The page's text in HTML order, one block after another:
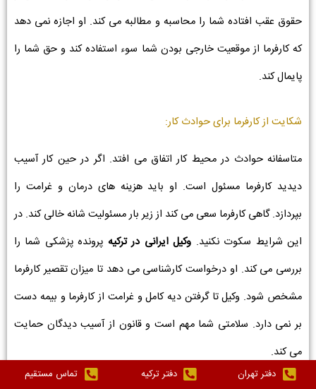
حقوق عقب افتاده شما را محاسبه و مطالبه می کند. او اجازه نمی دهد
که کارفرما از موقعیت خارجی بودن شما سوء استفاده کند و حق شما را
پایمال کند.
شکایت از کارفرما برای حوادث کار:
متاسفانه حوادث در محیط کار اتفاق می افتد. اگر در حین کار آسیب
دیدید کارفرما مسئول است. او باید هزینه های درمان و غرامت را
بپردازد. گاهی کارفرما سعی می کند از زیر بار مسئولیت شانه خالی کند. در
این شرایط سکوت نکنید. وکیل ایرانی در ترکیه پرونده پزشکی شما را
بررسی می کند. او درخواست کارشناسی می دهد تا میزان تقصیر کارفرما
مشخص شود. وکیل تا گرفتن دیه کامل و غرامت از کارفرما و بیمه دست
بر نمی دارد. سلامتی شما مهم است و قانون از آسیب دیدگان حمایت
می کند.
دفتر تهران دفتر ترکیه تماس مستقیم